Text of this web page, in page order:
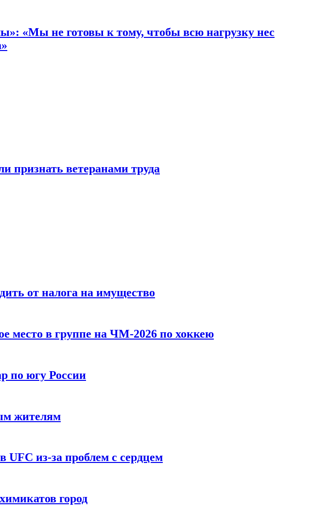
«Мы не готовы к тому, чтобы всю нагрузку нес
признать ветеранами труда
от налога на имущество
место в группе на ЧМ-2026 по хоккею
по югу России
жителям
UFC из-за проблем с сердцем
город